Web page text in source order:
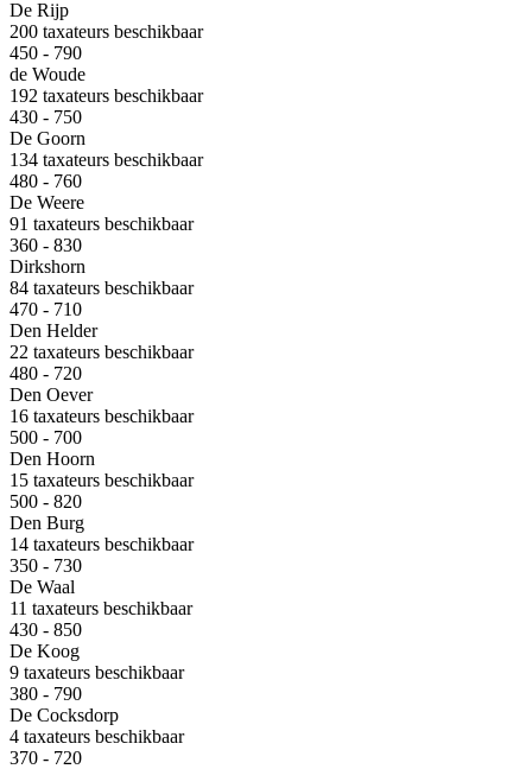
De Rijp
200 taxateurs beschikbaar
450 - 790
de Woude
192 taxateurs beschikbaar
430 - 750
De Goorn
134 taxateurs beschikbaar
480 - 760
De Weere
91 taxateurs beschikbaar
360 - 830
Dirkshorn
84 taxateurs beschikbaar
470 - 710
Den Helder
22 taxateurs beschikbaar
480 - 720
Den Oever
16 taxateurs beschikbaar
500 - 700
Den Hoorn
15 taxateurs beschikbaar
500 - 820
Den Burg
14 taxateurs beschikbaar
350 - 730
De Waal
11 taxateurs beschikbaar
430 - 850
De Koog
9 taxateurs beschikbaar
380 - 790
De Cocksdorp
4 taxateurs beschikbaar
370 - 720